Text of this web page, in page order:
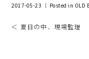
2017-05-23 ｜ Posted in OLD
＜ 夏日の中、現場監理